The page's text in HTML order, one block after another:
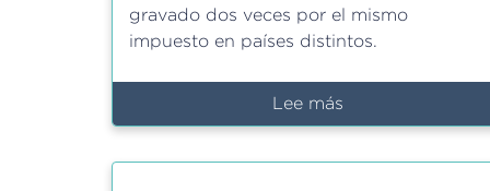
gravado dos veces por el mismo
impuesto en países distintos.
Lee más
¿Qué